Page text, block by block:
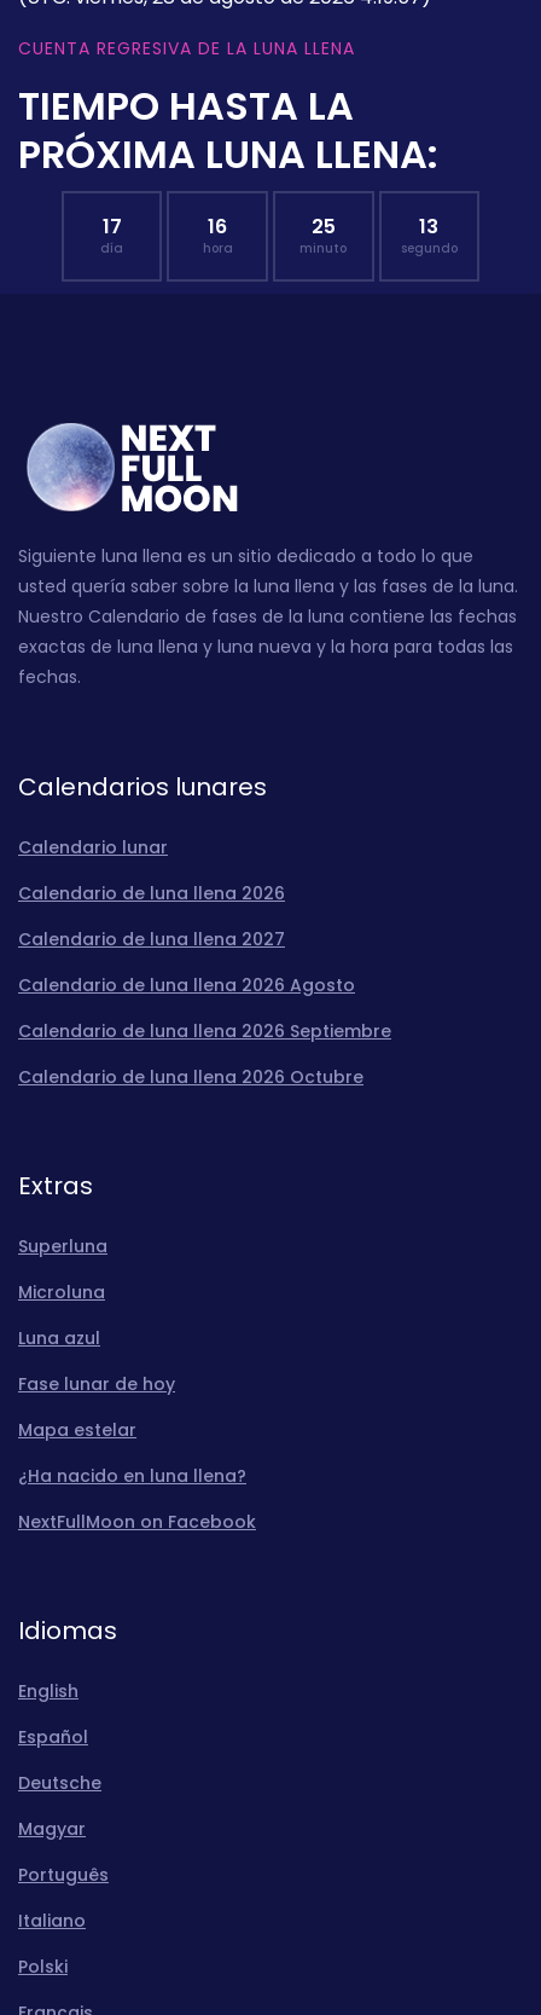
CUENTA REGRESIVA DE LA LUNA LLENA
TIEMPO HASTA LA
PRÓXIMA LUNA LLENA:
17
día
16
hora
25
minuto
13
segundo
Siguiente luna llena es un sitio dedicado a todo lo que
usted quería saber sobre la luna llena y las fases de la luna.
Nuestro Calendario de fases de la luna contiene las fechas
exactas de luna llena y luna nueva y la hora para todas las
fechas.
Calendarios lunares
Calendario lunar
Calendario de luna llena 2026
Calendario de luna llena 2027
Calendario de luna llena 2026 Agosto
Calendario de luna llena 2026 Septiembre
Calendario de luna llena 2026 Octubre
Extras
Superluna
Microluna
Luna azul
Fase lunar de hoy
Mapa estelar
¿Ha nacido en luna llena?
NextFullMoon on Facebook
Idiomas
English
Español
Deutsche
Magyar
Português
Italiano
Polski